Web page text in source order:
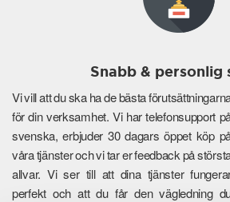
Snabb & personlig
Vi vill att du ska ha de bästa
för din verksamhet. Vi har telefonsupport
svenska, erbjuder 30 dagars öppet köp
våra tjänster och vi tar er feedback på
allvar. Vi ser till att dina tjänster
perfekt och att du får den vägledning